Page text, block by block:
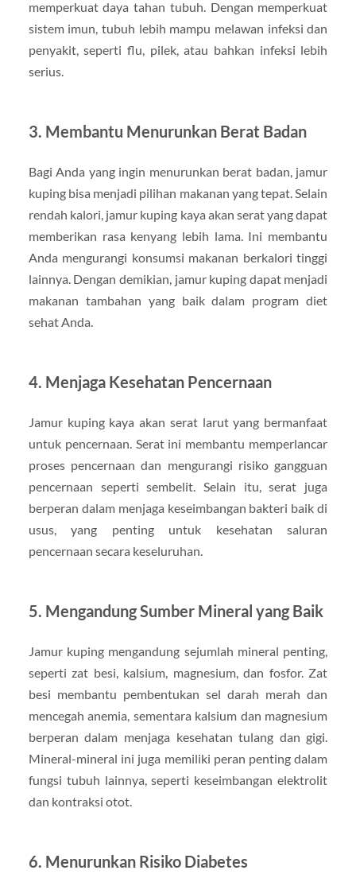
memperkuat daya tahan tubuh. Dengan memperkuat
sistem imun, tubuh lebih mampu melawan infeksi dan
penyakit, seperti flu, pilek, atau bahkan infeksi lebih
serius.
3. Membantu Menurunkan Berat Badan
Bagi Anda yang ingin menurunkan berat badan, jamur
kuping bisa menjadi pilihan makanan yang tepat. Selain
rendah kalori, jamur kuping kaya akan serat yang dapat
memberikan rasa kenyang lebih lama. Ini membantu
Anda mengurangi konsumsi makanan berkalori tinggi
lainnya. Dengan demikian, jamur kuping dapat menjadi
makanan tambahan yang baik dalam program diet
sehat Anda.
4. Menjaga Kesehatan Pencernaan
Jamur kuping kaya akan serat larut yang bermanfaat
untuk pencernaan. Serat ini membantu memperlancar
proses pencernaan dan mengurangi risiko gangguan
pencernaan seperti sembelit. Selain itu, serat juga
berperan dalam menjaga keseimbangan bakteri baik di
usus, yang penting untuk kesehatan saluran
pencernaan secara keseluruhan.
5. Mengandung Sumber Mineral yang Baik
Jamur kuping mengandung sejumlah mineral penting,
seperti zat besi, kalsium, magnesium, dan fosfor. Zat
besi membantu pembentukan sel darah merah dan
mencegah anemia, sementara kalsium dan magnesium
berperan dalam menjaga kesehatan tulang dan gigi.
Mineral-mineral ini juga memiliki peran penting dalam
fungsi tubuh lainnya, seperti keseimbangan elektrolit
dan kontraksi otot.
6. Menurunkan Risiko Diabetes